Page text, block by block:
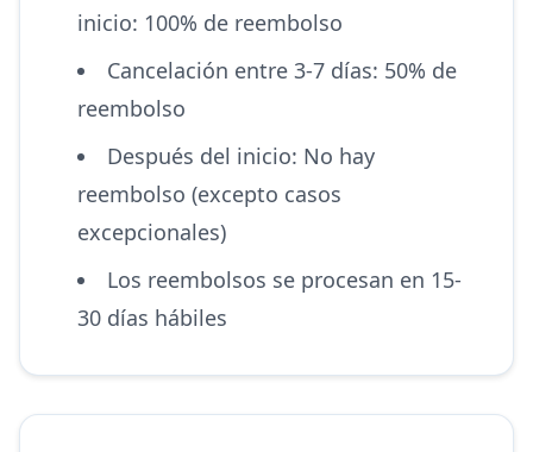
inicio: 100% de reembolso
Cancelación entre 3-7 días: 50% de
reembolso
Después del inicio: No hay
reembolso (excepto casos
excepcionales)
Los reembolsos se procesan en 15-
30 días hábiles